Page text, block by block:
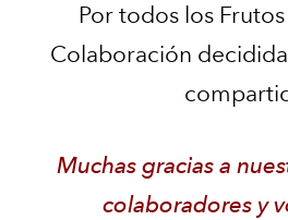
Por todos los
Colaboración decidida
Muchas gracias a
colaboradores y